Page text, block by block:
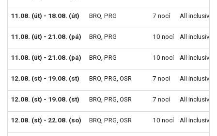
11.08. (út) - 18.08. (út) BRQ PRG 7 nocí All inclusive
11.08. (út) - 21.08. (pá) BRQ PRG 10 nocí All inclusive
11.08. (út) - 21.08. (pá) BRQ PRG 10 nocí All inclusive
12.08. (st) - 19.08. (st) BRQ PRG OSR 7 nocí All inclusive
12.08. (st) - 19.08. (st) BRQ PRG OSR 7 nocí All inclusive
12.08. (st) - 22.08. (so) BRQ PRG OSR 10 nocí All inclusive